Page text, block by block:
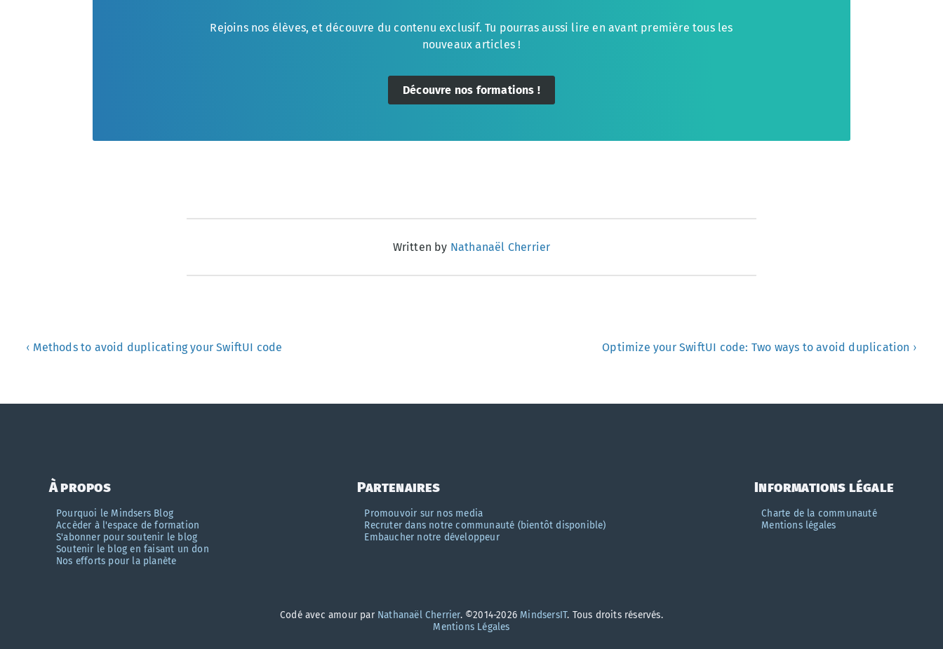
Rejoins nos élèves, et découvre du contenu exclusif. Tu pourras aussi lire en avant première tous les
nouveaux articles !
Découvre nos formations !
Written by Nathanaël Cherrier
‹ Methods to avoid duplicating your SwiftUI code Optimize your SwiftUI code: Two ways to avoid duplication ›
À propos
Pourquoi le Mindsers Blog
Accèder à l'espace de formation
S'abonner pour soutenir le blog
Soutenir le blog en faisant un don
Nos efforts pour la planète
Partenaires
Promouvoir sur nos media
Recruter dans notre communauté (bientôt disponible)
Embaucher notre développeur
Informations légale
Charte de la communauté
Mentions légales
Codé avec amour par Nathanaël Cherrier. ©2014-2026 MindsersIT. Tous droits réservés.
Mentions Légales